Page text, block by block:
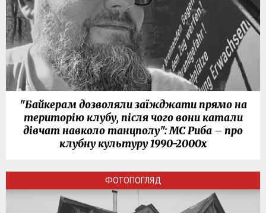
"Байкерам дозволяли заїжджати прямо на
територію клубу, після чого вони катали
дівчат навколо танцполу": МС Риба – про
клубну культуру 1990-2000х
ФОТОПОГЛЯД